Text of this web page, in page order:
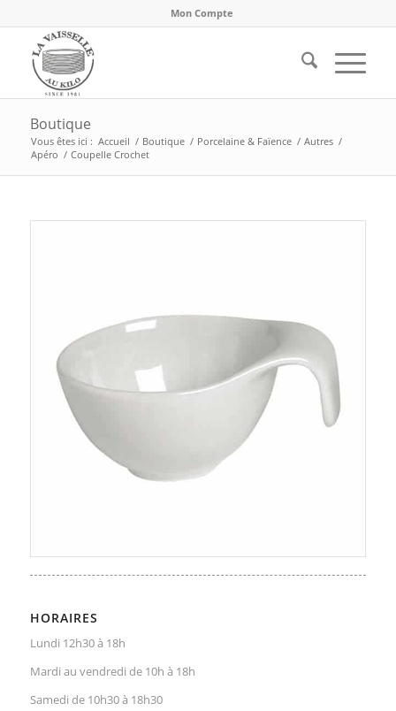
Mon Compte
Boutique
Vous êtes ici : Accueil / Boutique / Porcelaine & Faïence / Autres /
Apéro / Coupelle Crochet
HORAIRES
Lundi 12h30 à 18h
Mardi au vendredi de 10h à 18h
Samedi de 10h30 à 18h30